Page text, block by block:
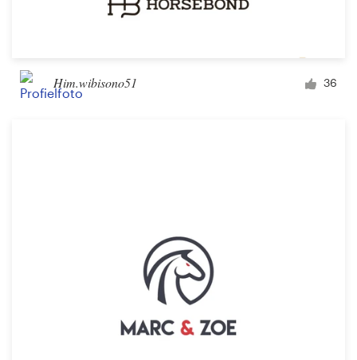
Him.wibisono51 36